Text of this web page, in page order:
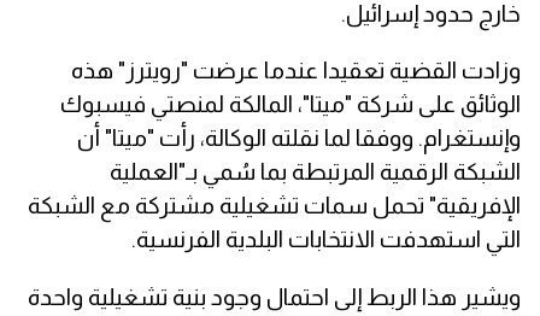
خارج حدود إسرائيل.
وزادت القضية تعقيدا عندما عرضت "رويترز" هذه
الوثائق على شركة "ميتا"، المالكة لمنصتي فيسبوك
وإنستغرام. ووفقا لما نقلته الوكالة، رأت "ميتا" أن
الشبكة الرقمية المرتبطة بما سُمي بـ"العملية
الإفريقية" تحمل سمات تشغيلية مشتركة مع الشبكة
التي استهدفت الانتخابات البلدية الفرنسية.
ويشير هذا الربط إلى احتمال وجود بنية تشغيلية واحدة